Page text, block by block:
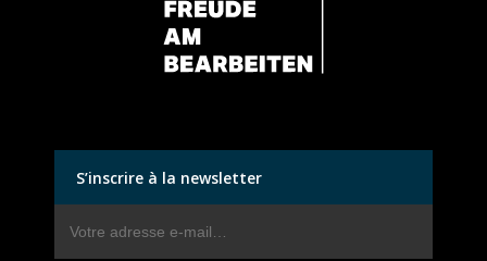
S’inscrire à la newsletter